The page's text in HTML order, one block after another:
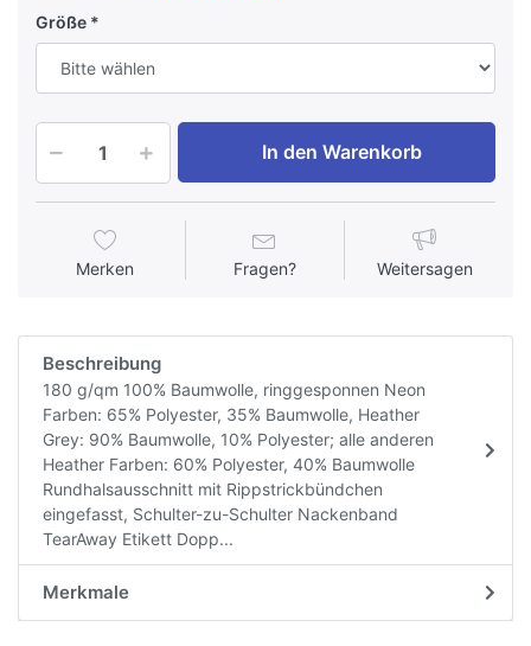
Größe
In den Warenkorb
Merken Fragen? Weitersagen
Beschreibung
180 g/qm 100% Baumwolle, ringgesponnen Neon
Farben: 65% Polyester, 35% Baumwolle, Heather
Grey: 90% Baumwolle, 10% Polyester; alle anderen
Heather Farben: 60% Polyester, 40% Baumwolle
Rundhalsausschnitt mit Rippstrickbündchen
eingefasst, Schulter-zu-Schulter Nackenband
TearAway Etikett Dopp...
Merkmale